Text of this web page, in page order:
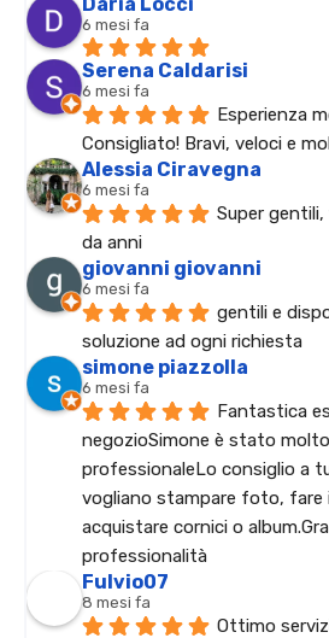
6 mesi fa
Serena Caldarisi
6 mesi fa
Esperienza
Consigliato! Bravi, veloci e
Alessia Ciravegna
6 mesi fa
Super
da anni
giovanni giovanni
6 mesi fa
gentili e
soluzione ad ogni richiesta
simone piazzolla
6 mesi fa
Fantastica
negozioSimone è stato
professionaleLo consiglio a
vogliano stampare foto, fare
acquistare cornici o
professionalità
Fulvio07
8 mesi fa
Ottimo